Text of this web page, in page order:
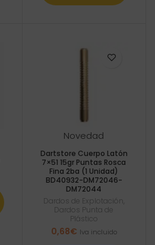
Novedad
Dartstore Cuerpo Latón
7×51 15gr Puntas Rosca
Fina 2ba (1 Unidad)
BD40932-DM72046-
DM72044
Dardos de Explotación
Dardos Punta de
Plástico
0,68€ Iva incluido